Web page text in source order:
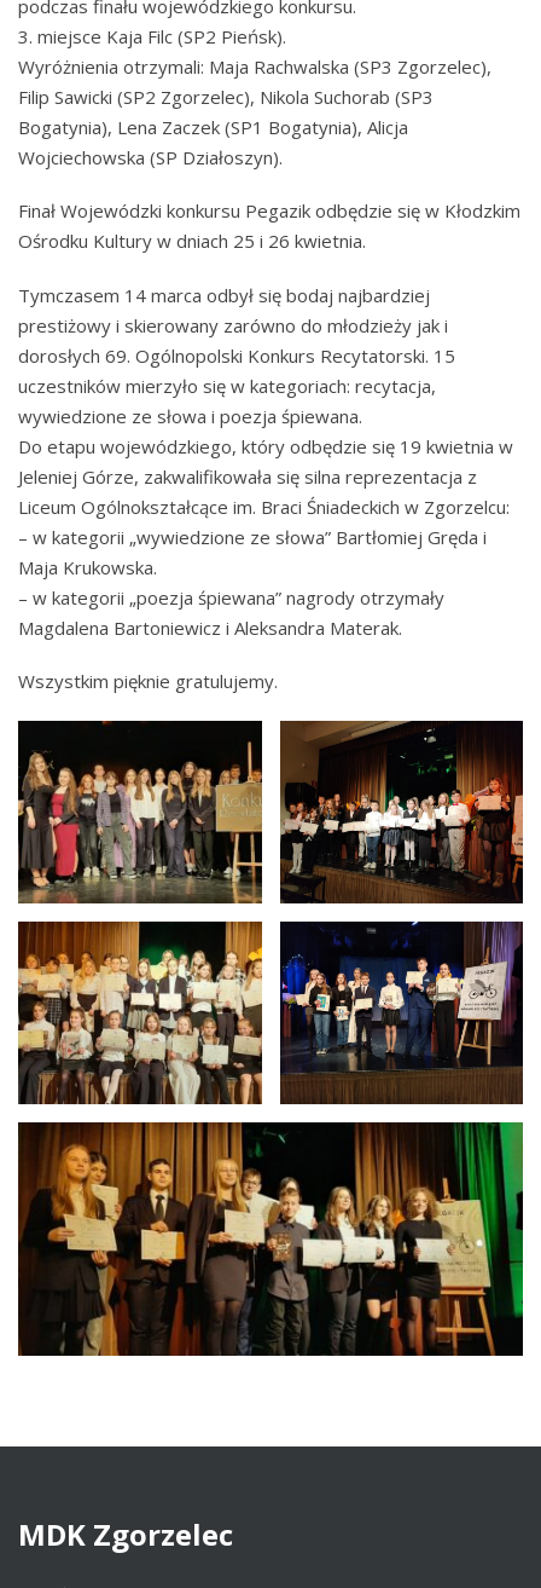
podczas finału wojewódzkiego konkursu.
3. miejsce Kaja Filc (SP2 Pieńsk).
Wyróżnienia otrzymali: Maja Rachwalska (SP3 Zgorzelec),
Filip Sawicki (SP2 Zgorzelec), Nikola Suchorab (SP3
Bogatynia), Lena Zaczek (SP1 Bogatynia), Alicja
Wojciechowska (SP Działoszyn).
Finał Wojewódzki konkursu Pegazik odbędzie się w Kłodzkim
Ośrodku Kultury w dniach 25 i 26 kwietnia.
Tymczasem 14 marca odbył się bodaj najbardziej
prestiżowy i skierowany zarówno do młodzieży jak i
dorosłych 69. Ogólnopolski Konkurs Recytatorski. 15
uczestników mierzyło się w kategoriach: recytacja,
wywiedzione ze słowa i poezja śpiewana.
Do etapu wojewódzkiego, który odbędzie się 19 kwietnia w
Jeleniej Górze, zakwalifikowała się silna reprezentacja z
Liceum Ogólnokształcące im. Braci Śniadeckich w Zgorzelcu:
– w kategorii „wywiedzione ze słowa” Bartłomiej Gręda i
Maja Krukowska.
– w kategorii „poezja śpiewana” nagrody otrzymały
Magdalena Bartoniewicz i Aleksandra Materak.
Wszystkim pięknie gratulujemy.
MDK Zgorzelec